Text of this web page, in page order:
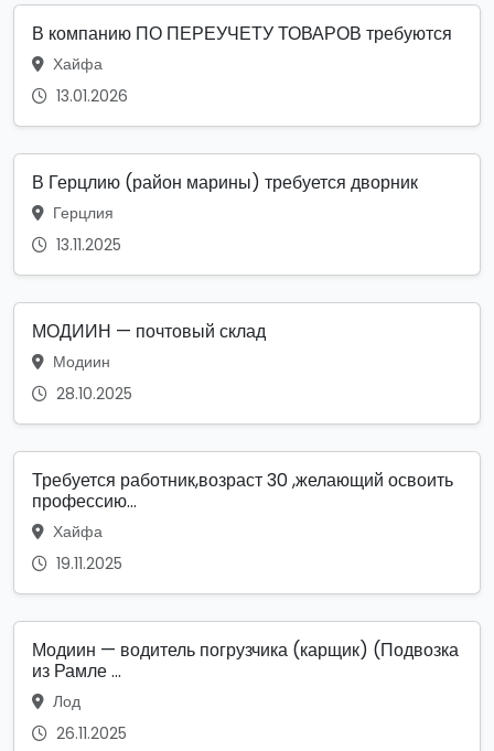
В компанию ПО ПЕРЕУЧЕТУ ТОВАРОВ требуются
Хайфа
13.01.2026
В Герцлию (район марины) требуется дворник
Герцлия
13.11.2025
МОДИИН — почтовый склад
Модиин
28.10.2025
Требуется работник,возраст 30 ,желающий освоить
профессию...
Хайфа
19.11.2025
Модиин — водитель погрузчика (карщик) (Подвозка
из Рамле ...
Лод
26.11.2025